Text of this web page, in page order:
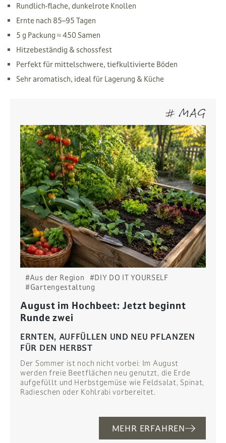
Rundlich-flache, dunkelrote Knollen
Ernte nach 85–95 Tagen
5 g Packung ≈ 450 Samen
Hitzebeständig & schossfest
Perfekt für mittelschwere, tiefkultivierte Böden
Sehr aromatisch, ideal für Lagerung & Küche
# MAG
#Aus der Region
#DIY DO IT YOURSELF
#Gartengestaltung
August im Hochbeet: Jetzt beginnt
Runde zwei
ERNTEN, AUFFÜLLEN UND NEU PFLANZEN
FÜR DEN HERBST
Der Sommer ist noch nicht vorbei: Im August
werden freie Beetflächen neu genutzt, die Erde
aufgefüllt und Herbstgemüse wie Feldsalat, Spinat,
Radieschen oder Kohlrabi vorbereitet.
MEHR ERFAHREN